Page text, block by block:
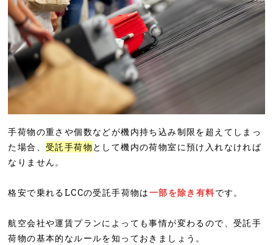
手荷物の重さや個数などが機内持ち込み制限を超えてしまっ
た場合、受託手荷物 として機内の荷物室に預け入れなければ
なりません。
格安で乗れるLCCの受託手荷物は一部を除き有料です。
航空会社や運賃プランによっても事情が変わるので、受託手
荷物の基本的なルールを知っておきましょう。